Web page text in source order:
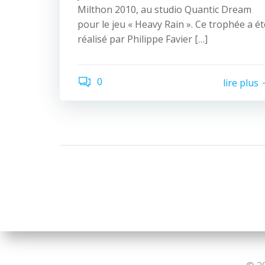
Milthon 2010, au studio Quantic Dream
pour le jeu « Heavy Rain ». Ce trophée a
réalisé par Philippe Favier […]
0 lire plus